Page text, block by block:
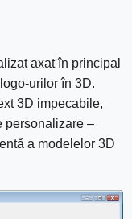
axat în principal
urilor în 3D.
3D impecabile,
personalizare –
a modelelor 3D